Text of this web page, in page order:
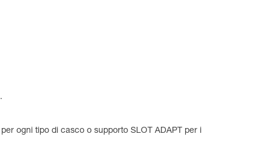
ogni tipo di casco o supporto SLOT ADAPT per i